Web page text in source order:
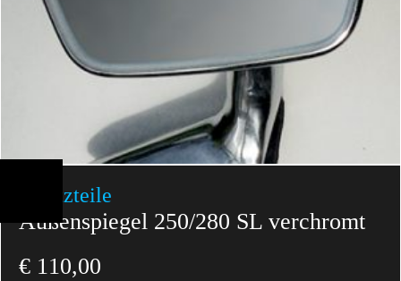
Ersatzteile
Außenspiegel 250/280 SL verchromt
€ 110,00